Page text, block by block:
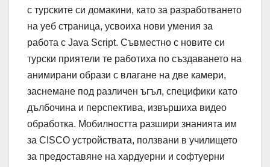
с турските си домакини, като за разработването
на уеб страница, усвоиха нови умения за
работа с Java Script. Съвместно с новите си
турски приятели те работиха по създаването на
анимирани образи с влагане на две камери,
заснемане под различен ъгъл, специфики като
дълбочина и перспектива, извършиха видео
обработка. Мобилността разшири знанията им
за CISCO устройствата, ползвани в училището
за предоставяне на хардуерни и софтуерни